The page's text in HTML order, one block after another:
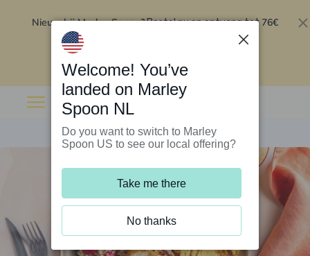
Nieuw bij Marley Spoon?Bestel nu en ontvang tot 76€
Welcome! You’ve
landed on Marley
Spoon NL
Do you want to switch to Marley
Spoon US to see our local offering?
Take me there
No thanks